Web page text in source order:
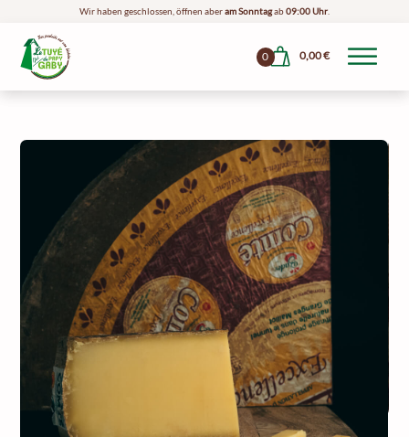
Wir haben geschlossen, öffnen aberam Sonntagab09:00 Uhr.
0,00€
0